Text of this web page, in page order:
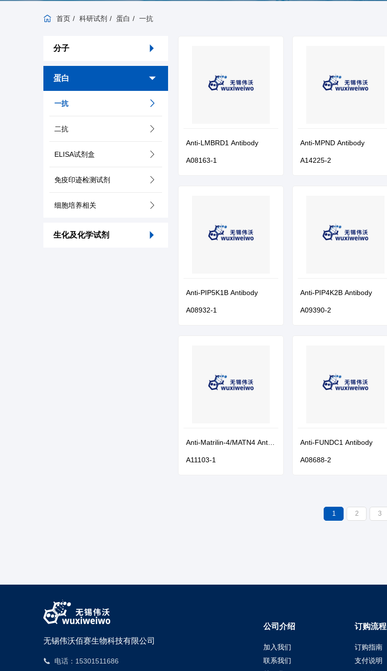
首页 科研试剂 蛋白 一抗
分子
蛋白
一抗
二抗
ELISA试剂盒
免疫印迹检测试剂
细胞培养相关
生化及化学试剂
Anti-LMBRD1 Antibody
A08163-1
Anti-MPND Antibody
A14225-2
Anti-PIP5K1B Antibody
A08932-1
Anti-PIP4K2B Antibody
A09390-2
Anti-Matrilin-4/MATN4 Antib
A11103-1
Anti-FUNDC1 Antibody
A08688-2
1 2 3
无锡伟沃佰赛生物科技有限公司
电话： 15301511686
公司介绍
加入我们
联系我们
订购流程
订购指南
支付说明